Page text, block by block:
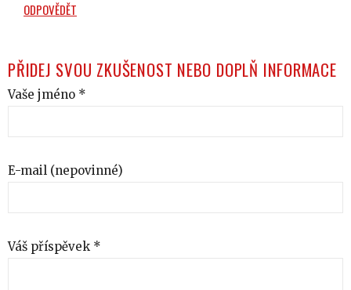
ODPOVĚDĚT
PŘIDEJ SVOU ZKUŠENOST NEBO DOPLŇ INFORMACE
Vaše jméno *
E-mail (nepovinné)
Váš příspěvek *